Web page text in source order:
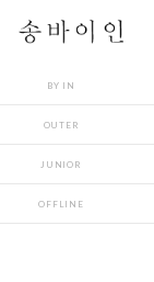
BY IN
OUTER
JUNIOR
OFFLINE